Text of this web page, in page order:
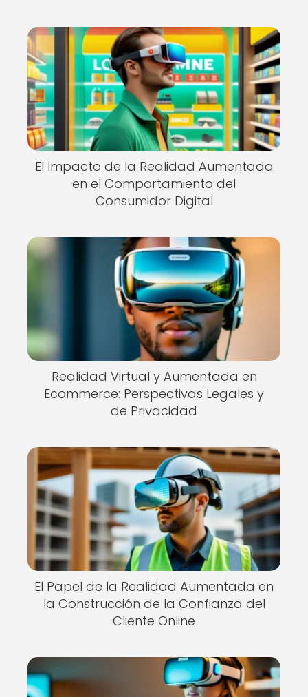
El Impacto de la Realidad Aumentada
en el Comportamiento del
Consumidor Digital
Realidad Virtual y Aumentada en
Ecommerce: Perspectivas Legales y
de Privacidad
El Papel de la Realidad Aumentada en
la Construcción de la Confianza del
Cliente Online